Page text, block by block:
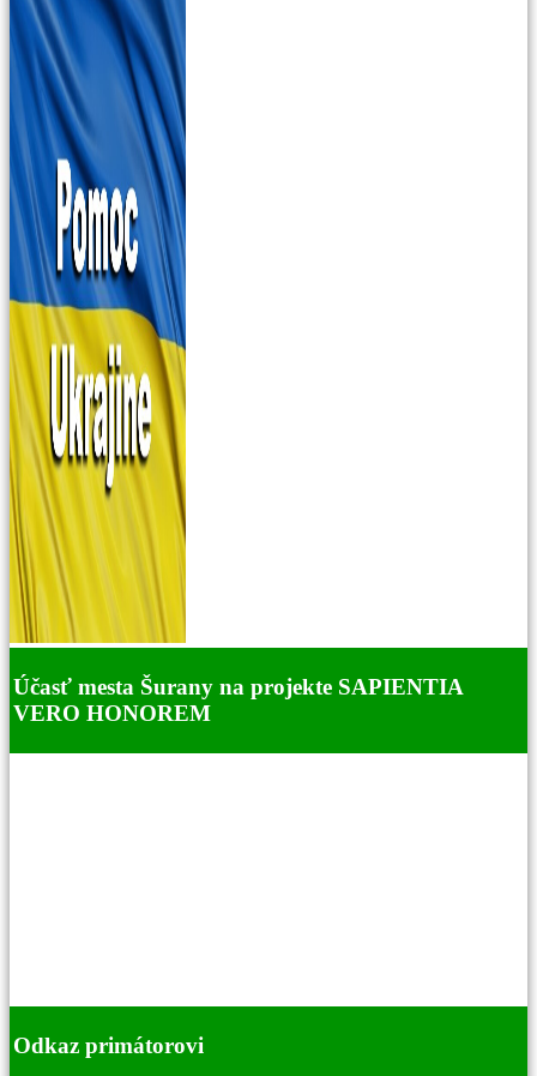
Účasť mesta Šurany na projekte SAPIENTIA
VERO HONOREM
Odkaz primátorovi